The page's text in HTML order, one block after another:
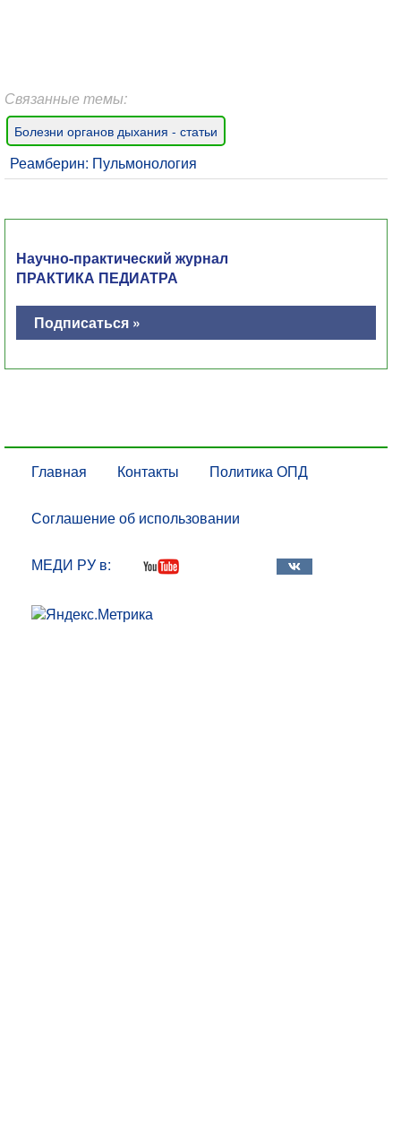
Связанные темы:
Болезни органов дыхания - статьи
Реамберин: Пульмонология
Научно-практический журнал
ПРАКТИКА ПЕДИАТРА
Подписаться »
Главная Контакты Политика ОПД
Соглашение об использовании
МЕДИ РУ в: